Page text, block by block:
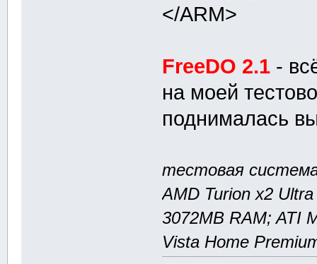
</ARM>
FreeDO 2.1 -
на моей
поднималась
тестовая
AMD Turion x2
3072MB RAM; ATI
Vista Home